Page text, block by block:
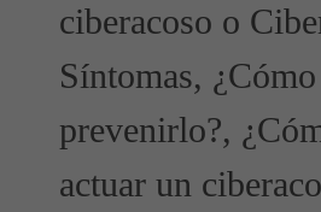
ciberacoso o
Síntomas, ¿Cómo
prevenirlo?,
actuar un